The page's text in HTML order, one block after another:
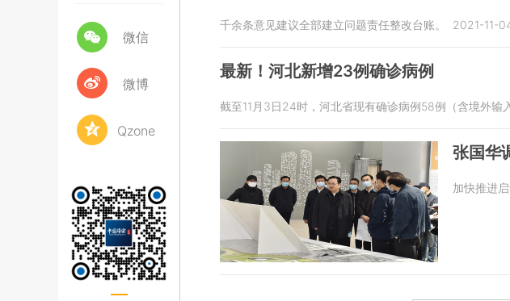
微信
微博
Qzone
千余条意见建议全部建立问题责任整改台账。 2021-11-
最新！河北新增23例确诊病例
截至11月3日24时，河北省现有确诊病例58例（含境外输
张国华
加快推进